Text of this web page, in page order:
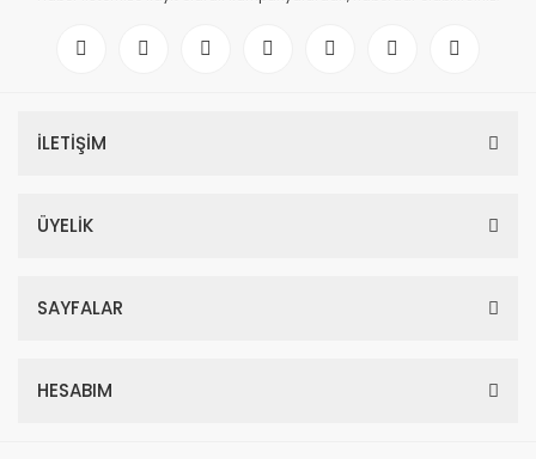
İLETİŞİM
ÜYELİK
SAYFALAR
HESABIM